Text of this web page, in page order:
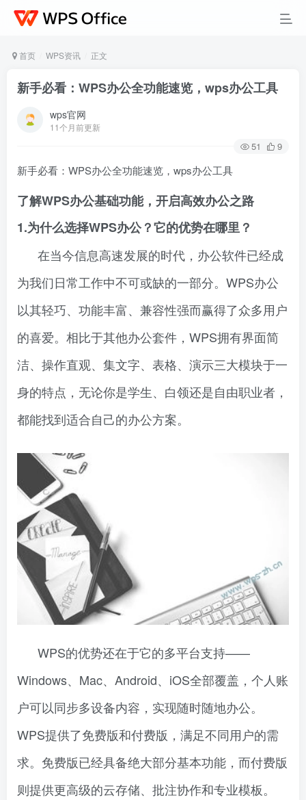
首页 WPS资讯 正文
新手必看：WPS办公全功能速览，wps办公工具
wps官网
11个月前更新
51 9
新手必看：WPS办公全功能速览，wps办公工具
了解WPS办公基础功能，开启高效办公之路
1.为什么选择WPS办公？它的优势在哪里？
在当今信息高速发展的时代，办公软件已经成
为我们日常工作中不可或缺的一部分。WPS办公
以其轻巧、功能丰富、兼容性强而赢得了众多用户
的喜爱。相比于其他办公套件，WPS拥有界面简
洁、操作直观、集文字、表格、演示三大模块于一
身的特点，无论你是学生、白领还是自由职业者，
都能找到适合自己的办公方案。
WPS的优势还在于它的多平台支持——
Windows、Mac、Android、iOS全部覆盖，个人账
户可以同步多设备内容，实现随时随地办公。
WPS提供了免费版和付费版，满足不同用户的需
求。免费版已经具备绝大部分基本功能，而付费版
则提供更高级的云存储、批注协作和专业模板。